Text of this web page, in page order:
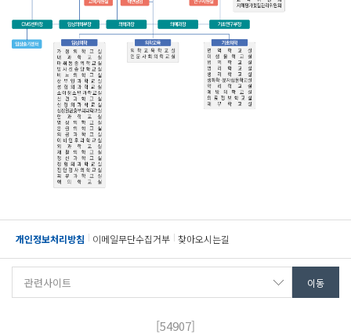
개인정보처리방침 이메일무단수집거부 찾아오시는길
[54907]